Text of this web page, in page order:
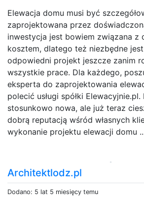
Elewacja domu musi być
zaprojektowana przez
inwestycja jest bowiem związana z
kosztem, dlatego też niezbędne
odpowiedni projekt jeszcze zanim
wszystkie prace. Dla każdego,
eksperta do zaprojektowania
polecić usługi spółki
stosunkowo nowa, ale już teraz
dobrą reputacją wśród własnych
wykonanie projektu elewacji domu
Architektlodz.pl
Dodano: 5 lat 5 miesięcy temu